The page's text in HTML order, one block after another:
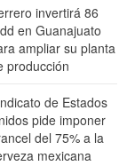
invertirá 86
en Guanajuato
ampliar su planta
producción
de Estados
pide imponer
del 75% a la
mexicana